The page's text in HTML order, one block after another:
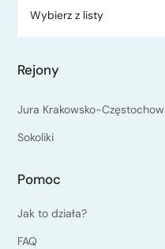
Wybierz z listy
Rejony
Jura Krakowsko-
Sokoliki
Pomoc
Jak to działa?
FAQ